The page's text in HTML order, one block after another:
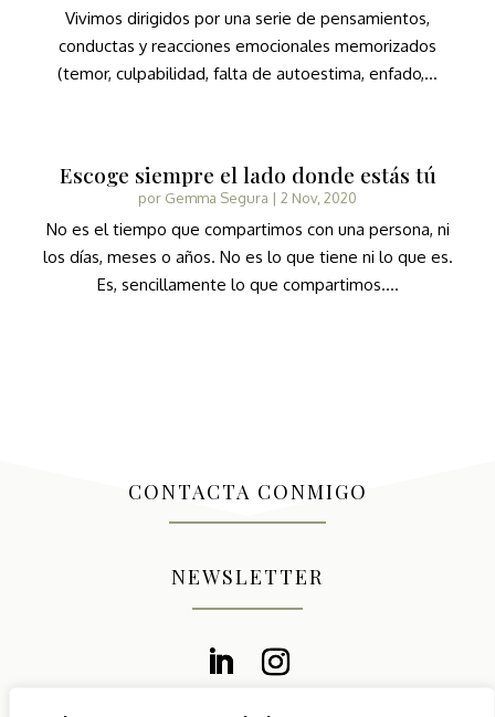
Vivimos dirigidos por una serie de pensamientos,
conductas y reacciones emocionales memorizados
(temor, culpabilidad, falta de autoestima, enfado,...
Escoge siempre el lado donde estás tú
por Gemma Segura | 2 Nov, 2020
No es el tiempo que compartimos con una persona, ni
los días, meses o años. No es lo que tiene ni lo que es.
Es, sencillamente lo que compartimos....
CONTACTA CONMIGO
NEWSLETTER